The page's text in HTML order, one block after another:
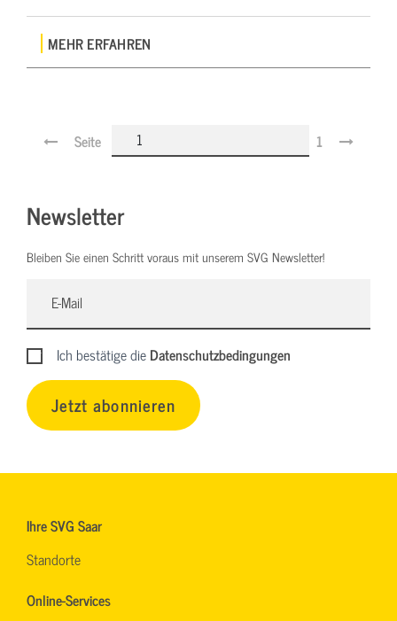
MEHR ERFAHREN
Seite 1
Newsletter
Bleiben Sie einen Schritt voraus mit unserem SVG Newsletter!
Ich bestätige dieDatenschutzbedingungen
Jetzt abonnieren
Ihre SVG Saar
Standorte
Online-Services